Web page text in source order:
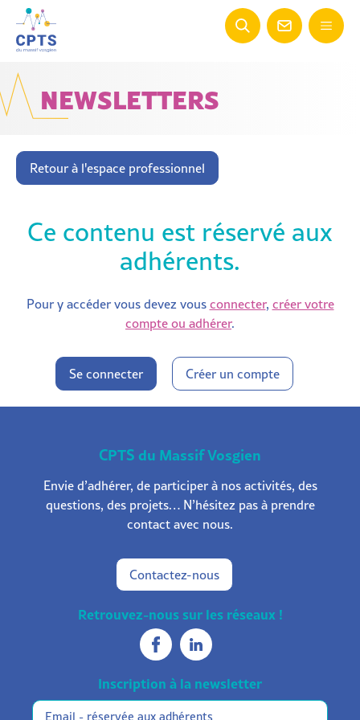
NEWSLETTERS
Retour à l'espace professionnel
Ce contenu est réservé aux
adhérents.
Pour y accéder vous devez vousconnecter, créer votre
compte ou adhérer.
Se connecter Créer un compte
CPTS du Massif Vosgien
Envie d’adhérer, de participer à nos activités, des
questions, des projets… N’hésitez pas à prendre
contact avec nous.
Contactez-nous
Retrouvez-nous sur les réseaux !
Inscription à la newsletter
Réservée
Alternative: